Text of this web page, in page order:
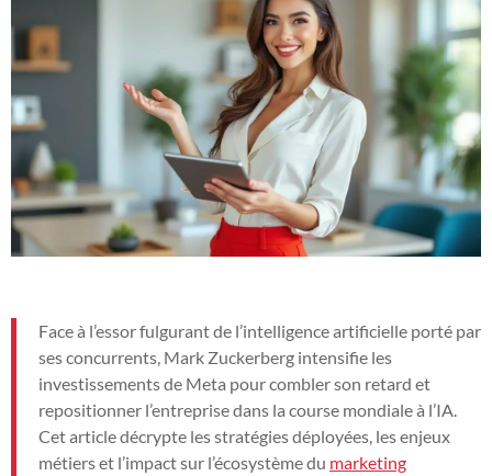
Face à l’essor fulgurant de l’intelligence artificielle porté par
ses concurrents, Mark Zuckerberg intensifie les
investissements de Meta pour combler son retard et
repositionner l’entreprise dans la course mondiale à l’IA.
Cet article décrypte les stratégies déployées, les enjeux
métiers et l’impact sur l’écosystème du marketing